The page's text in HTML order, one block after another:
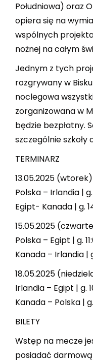
Południowa) oraz
opiera się na
wspólnych
nożnej na całym
Jednym z tych
rozgrywany w
noclegowa
zorganizowana w
będzie bezpłatny.
szczególnie
TERMINARZ
13.05.2025 (wtorek)
Polska – Irlandia |
Egipt- Kanada | g.
15.05.2025
Polska – Egipt | g.
Kanada – Irlandia |
18.05.2025
Irlandia – Egipt | g.
Kanada – Polska |
BILETY
Wstęp na mecze
posiadać